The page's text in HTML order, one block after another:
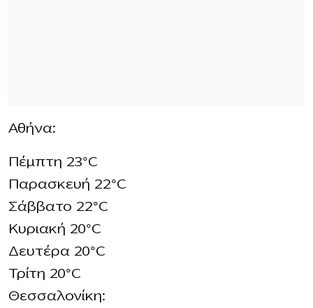
Αθήνα:
Πέμπτη 23°C
Παρασκευή 22°C
Σάββατο 22°C
Κυριακή 20°C
Δευτέρα 20°C
Τρίτη 20°C
Θεσσαλονίκη: